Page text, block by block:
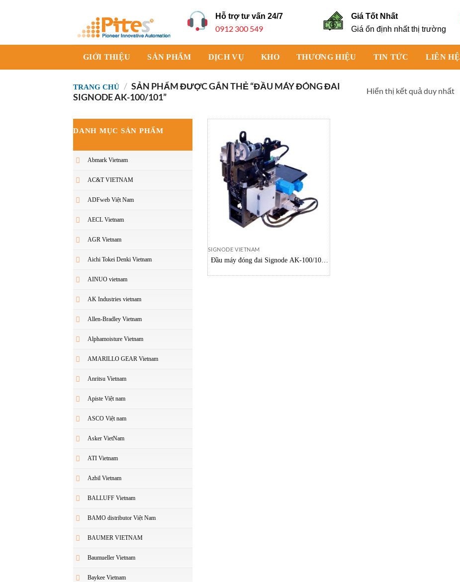
dung
Hỗ trợ tư vấn 24/7
0912 300 549
Giá Tốt Nhất
Giá ổn định nhất thị trường
GIỚI THIỆU SẢN PHẨM DỊCH VỤ KHO THƯƠNG HIỆU TIN TỨC LIÊN HỆ
TRANG CHỦ / SẢN PHẨM ĐƯỢC GẮN THẺ “ĐẦU MÁY ĐÓNG ĐAI
SIGNODE AK-100/101”
Hiển thị kết quả duy nhất
DANH MỤC SẢN PHẨM
Abmark Vietnam
AC&T VIETNAM
ADFweb Việt Nam
AECL Vietnam
AGR Vietnam
Aichi Tokei Denki Vietnam
AINUO vietnam
AK Industries vietnam
Allen-Bradley Vietnam
Alphamoisture Vietnam
AMARILLO GEAR Vietnam
Anritsu Vietnam
Apiste Việt nam
ASCO Việt nam
Asker VietNam
ATI Vietnam
Azbil Vietnam
BALLUFF Vietnam
BAMO distributor Việt Nam
BAUMER VIETNAM
Baumueller Vietnam
Baykee Vietnam
SIGNODE VIETNAM
Đầu máy đóng đai Signode AK-100/101,
AK-100/101